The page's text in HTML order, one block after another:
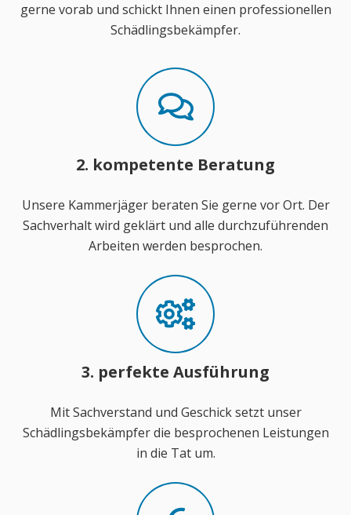
gerne vorab und schickt Ihnen einen professionellen
Schädlingsbekämpfer.
2. kompetente Beratung
Unsere Kammerjäger beraten Sie gerne vor Ort. Der
Sachverhalt wird geklärt und alle durchzuführenden
Arbeiten werden besprochen.
3. perfekte Ausführung
Mit Sachverstand und Geschick setzt unser
Schädlingsbekämpfer die besprochenen Leistungen
in die Tat um.